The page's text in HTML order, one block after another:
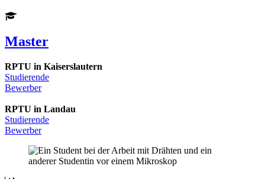
Master
RPTU in Kaiserslautern
Studierende
Bewerber
RPTU in Landau
Studierende
Bewerber